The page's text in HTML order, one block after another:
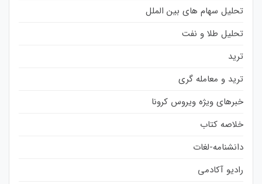
تحلیل سهام های بین الملل
تحلیل طلا و نفت
ترید
ترید و معامله گری
خبرهای ویژه ویروس کرونا
خلاصه کتاب
دانشنامه-لغات
رادیو آکادمی